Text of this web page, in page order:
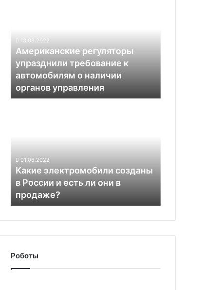
автомобилям
наличии
органов
управления
13.03.2022
Американские регуляторы
упразднили требование к
автомобилям о наличии
органов управления
есть
ли
они
продаже?
01.06.2022
Какие электромобили созданы
в России и есть ли они в
продаже?
Роботы